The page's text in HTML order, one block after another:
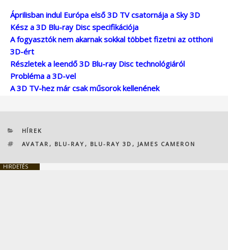
Áprilisban indul Európa első 3D TV csatornája a Sky 3D
Kész a 3D Blu-ray Disc specifikációja
A fogyasztók nem akarnak sokkal többet fizetni az otthoni
3D-ért
Részletek a leendő 3D Blu-ray Disc technológiáról
Probléma a 3D-vel
A 3D TV-hez már csak műsorok kellenének
KATEGÓRIÁK
HÍREK
CÍMKÉK
AVATAR , BLU-RAY , BLU-RAY 3D , JAMES CAMERON
HIRDETÉS